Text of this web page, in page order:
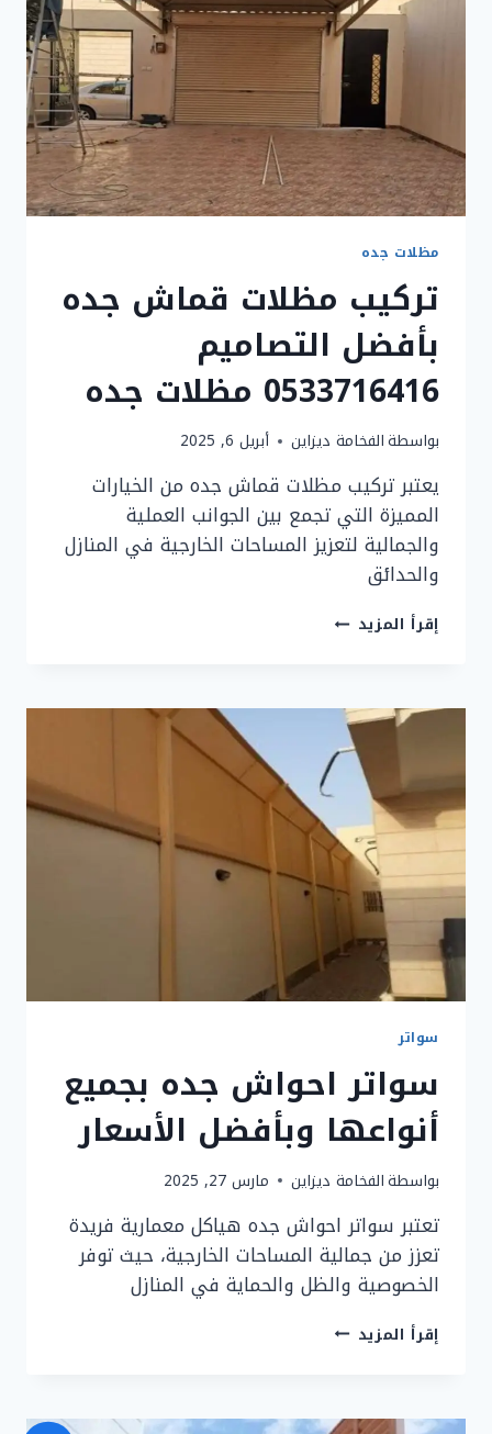
تركيب
مظلات
وسواتر
جده
مظلات جده
تركيب مظلات قماش جده
بأفضل التصاميم
0533716416 مظلات جده
بواسطةالفخامة ديزاين أبريل 6, 2025
يعتبر تركيب مظلات قماش جده من الخيارات
المميزة التي تجمع بين الجوانب العملية
والجمالية لتعزيز المساحات الخارجية في المنازل
والحدائق
إقرأ المزيد تركيب
بأفضل
التصاميم
0533716416
مظلات
جده
سواتر
سواتر احواش جده بجميع
أنواعها وبأفضل الأسعار
بواسطةالفخامة ديزاين مارس 27, 2025
تعتبر سواتر احواش جده هياكل معمارية فريدة
تعزز من جمالية المساحات الخارجية، حيث توفر
الخصوصية والظل والحماية في المنازل
إقرأ المزيد سواتر
أنواعها